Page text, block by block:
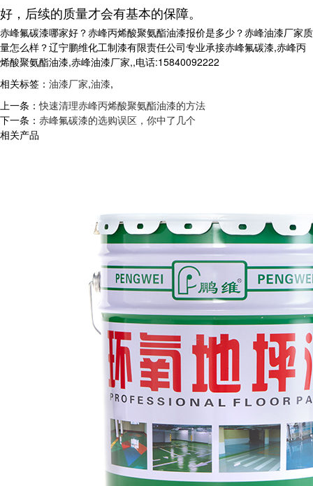
好，后续的质量才会有基本的保障。
赤峰氟碳漆哪家好？赤峰丙烯酸聚氨酯油漆报价是多少？赤峰油漆厂家质
量怎么样？辽宁鹏维化工制漆有限责任公司专业承接赤峰氟碳漆,赤峰丙
烯酸聚氨酯油漆,赤峰油漆厂家,,电话:15840092222
相关标签： 油漆厂家,油漆,
上一条：快速清理赤峰丙烯酸聚氨酯油漆的方法
下一条： 赤峰氟碳漆的选购误区，你中了几个
相关产品